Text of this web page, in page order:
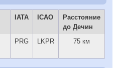
IATA ICAO
Расстояние
до Дечин
PRG LKPR 75 км